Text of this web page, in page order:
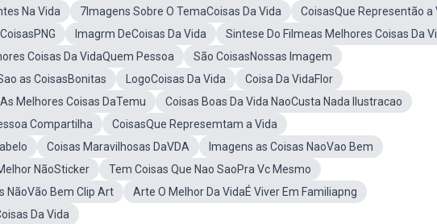
Na Vida 7Imagens Sobre O TemaCoisas Da Vida
CoisasQue Representão a
Imagrm DeCoisas Da Vida
Sintese Do Filmeas Melhores Coisas Da
Coisas Da VidaQuem Pessoa
São CoisasNossas Imagem
as CoisasBonitas LogoCoisas Da Vida
Coisa Da VidaFlor
As Melhores Coisas DaTemu
Coisas Boas Da Vida NaoCusta Nada Ilustracao
Compartilha
CoisasQue Represemtam a Vida
Coisas Maravilhosas DaVDA
Imagens as Coisas NaoVao Bem
NãoSticker
Tem Coisas Que Nao SaoPra Vc Mesmo
NãoVão Bem Clip Art
Arte O Melhor Da VidaÉ Viver Em Familiapng
Da Vida